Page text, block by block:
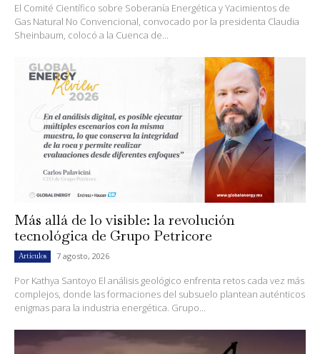
El Comité Científico sobre Soberanía Energética y Yacimientos de
Gas Natural No Convencional, convocado por la presidenta Claudia
Sheinbaum, colocó a la Cuenca de...
Más allá de lo visible: la revolución
tecnológica de Grupo Petricore
Artículos 7 agosto, 2026
Por Kathya Santoyo El análisis geológico enfrenta retos cada vez más
complejos, donde las formaciones del subsuelo plantean auténticos
enigmas para la industria energética. Grupo...